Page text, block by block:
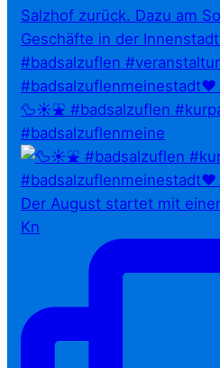
🦆☀️⛲ #badsalzuflen
#badsalzuflenmeine
Der August startet mit
Kn